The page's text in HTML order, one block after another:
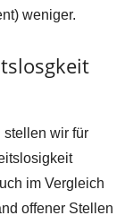
weniger.
stellen wir für
im Vergleich
offener Stellen